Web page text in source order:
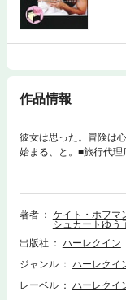
作品情報
彼女は思った。冒険は
始まる、と。■旅行代
た。顧客の一人である
者のスージーは、彼を
めなキャリーはどうし
リーが男性ともっと気
リゾートの旅を手配し
と髪の色を変え、上質
どいながらも、船長に
と、男性の声に起こさ
著者 ケイト・ホフマ
シュカートゆう
出版社
ハーレクイン
ジャンル
ハーレクイ
レーベル
ハーレクイ